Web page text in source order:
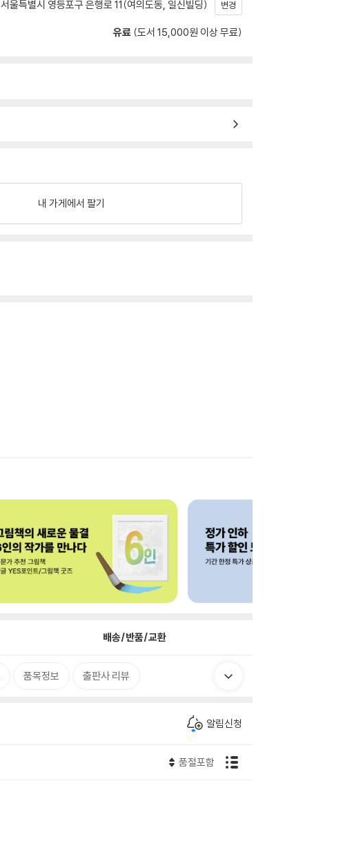
서울특별시 영등포구 은행로 11(여의도동, 일신빌딩) 변경
유료 (도서 15,000원 이상 무료)
내 가게에서 팔기
배송/반품/교환
품목정보 출판사 리뷰
알림신청
품절포함